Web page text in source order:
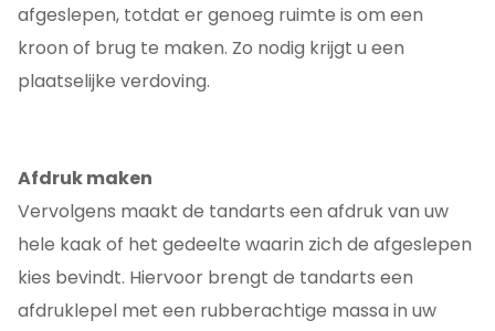
afgeslepen, totdat er genoeg ruimte is om een
kroon of brug te maken. Zo nodig krijgt u een
plaatselijke verdoving.
Afdruk maken
Vervolgens maakt de tandarts een afdruk van uw
hele kaak of het gedeelte waarin zich de afgeslepen
kies bevindt. Hiervoor brengt de tandarts een
afdruklepel met een rubberachtige massa in uw